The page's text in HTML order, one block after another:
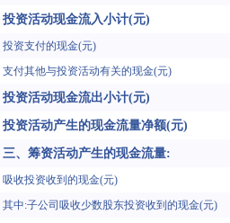
投资活动现金流入小计(元)
投资支付的现金(元)
支付其他与投资活动有关的现金(元)
投资活动现金流出小计(元)
投资活动产生的现金流量净额(元)
三、筹资活动产生的现金流量:
吸收投资收到的现金(元)
其中:子公司吸收少数股东投资收到的现金(元)